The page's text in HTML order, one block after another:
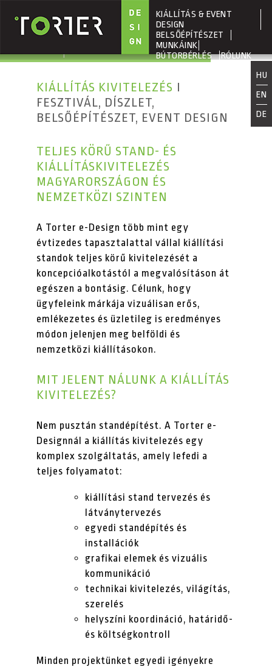
Ugrás a tartalomra
KIÁLLÍTÁS & EVENT
DESIGN
BELSŐÉPÍTÉSZET
MUNKÁINK
BÚTORBÉRLÉS
RÓLUNK
HU
EN
DE
KIÁLLÍTÁS KIVITELEZÉS I
FESZTIVÁL, DÍSZLET,
BELSŐÉPÍTÉSZET, EVENT DESIGN
TELJES KÖRŰ STAND- ÉS
KIÁLLÍTÁSKIVITELEZÉS
MAGYARORSZÁGON ÉS
NEMZETKÖZI SZINTEN
A Torter e-Design több mint egy
évtizedes tapasztalattal vállal kiállítási
standok teljes körű kivitelezését a
koncepcióalkotástól a megvalósításon át
egészen a bontásig. Célunk, hogy
ügyfeleink márkája vizuálisan erős,
emlékezetes és üzletileg is eredményes
módon jelenjen meg belföldi és
nemzetközi kiállításokon.
MIT JELENT NÁLUNK A KIÁLLÍTÁS
KIVITELEZÉS?
Nem pusztán standépítést. A Torter e-
Designnál a kiállítás kivitelezés egy
komplex szolgáltatás, amely lefedi a
teljes folyamatot:
kiállítási stand tervezés és
látványtervezés
egyedi standépítés és
installációk
grafikai elemek és vizuális
kommunikáció
technikai kivitelezés, világítás,
szerelés
helyszíni koordináció, határidő-
és költségkontroll
Minden projektünket egyedi igényekre